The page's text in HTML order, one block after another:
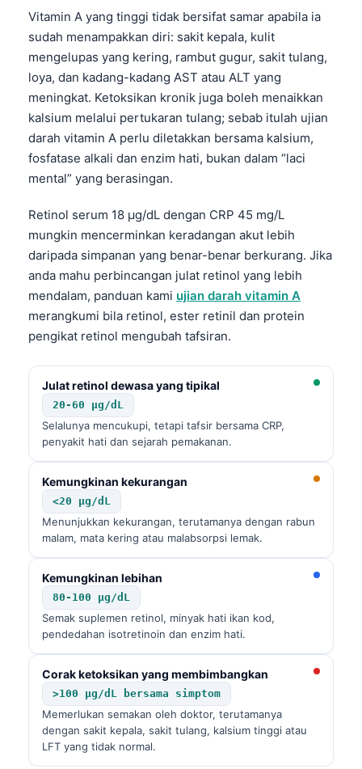
Vitamin A yang tinggi tidak bersifat samar apabila ia
sudah menampakkan diri: sakit kepala, kulit
mengelupas yang kering, rambut gugur, sakit tulang,
loya, dan kadang-kadang AST atau ALT yang
meningkat. Ketoksikan kronik juga boleh menaikkan
kalsium melalui pertukaran tulang; sebab itulah ujian
darah vitamin A perlu diletakkan bersama kalsium,
fosfatase alkali dan enzim hati, bukan dalam “laci
mental” yang berasingan.
Retinol serum 18 µg/dL dengan CRP 45 mg/L
mungkin mencerminkan keradangan akut lebih
daripada simpanan yang benar-benar berkurang. Jika
anda mahu perbincangan julat retinol yang lebih
mendalam, panduan kami ujian darah vitamin A
merangkumi bila retinol, ester retinil dan protein
pengikat retinol mengubah tafsiran.
Julat retinol dewasa yang tipikal
20-60 µg/dL
Selalunya mencukupi, tetapi tafsir bersama CRP,
penyakit hati dan sejarah pemakanan.
Kemungkinan kekurangan
<20 µg/dL
Menunjukkan kekurangan, terutamanya dengan rabun
malam, mata kering atau malabsorpsi lemak.
Kemungkinan lebihan
80-100 µg/dL
Semak suplemen retinol, minyak hati ikan kod,
pendedahan isotretinoin dan enzim hati.
Corak ketoksikan yang membimbangkan
>100 µg/dL bersama simptom
Memerlukan semakan oleh doktor, terutamanya
dengan sakit kepala, sakit tulang, kalsium tinggi atau
LFT yang tidak normal.